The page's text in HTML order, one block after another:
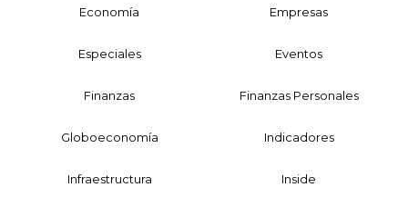
Economía Empresas
Especiales Eventos
Finanzas Finanzas Personales
Globoeconomía Indicadores
Infraestructura Inside